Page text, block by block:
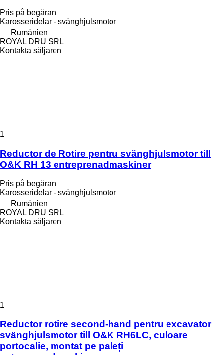
Pris på begäran
Karosseridelar - svänghjulsmotor
Rumänien
ROYAL DRU SRL
Kontakta säljaren
1
Reductor de Rotire pentru svänghjulsmotor till
O&K RH 13 entreprenadmaskiner
Pris på begäran
Karosseridelar - svänghjulsmotor
Rumänien
ROYAL DRU SRL
Kontakta säljaren
1
Reductor rotire second-hand pentru excavator
svänghjulsmotor till O&K RH6LC, culoare
portocalie, montat pe paleți